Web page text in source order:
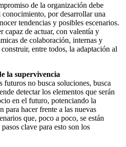
de la organización debe
por desarrollar una
tendencias y posibles escenarios.
capaz de actuar, con valentía y
de colaboración, internas y
entre todos, la adaptación al
la supervivencia
futuros no busca soluciones, busca
detectar los elementos que serán
en el futuro, potenciando la
hacer frente a las nuevas
que, poco a poco, se están
clave para esto son los